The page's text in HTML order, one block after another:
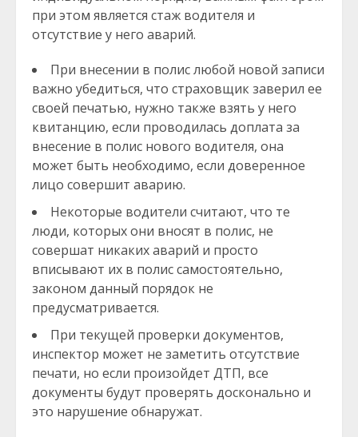
при этом является стаж водителя и
отсутствие у него аварий.
При внесении в полис любой новой записи
важно убедиться, что страховщик заверил ее
своей печатью, нужно также взять у него
квитанцию, если проводилась доплата за
внесение в полис нового водителя, она
может быть необходимо, если доверенное
лицо совершит аварию.
Некоторые водители считают, что те
люди, которых они вносят в полис, не
совершат никаких аварий и просто
вписывают их в полис самостоятельно,
законом данный порядок не
предусматривается.
При текущей проверки документов,
инспектор может не заметить отсутствие
печати, но если произойдет ДТП, все
документы будут проверять досконально и
это нарушение обнаружат.